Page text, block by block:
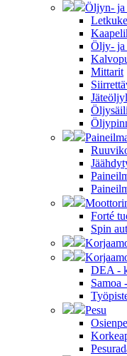
Öljyn- ja
Öljy- ja
Mittarit
Forté
Spin
DEA -
Samoa
Pesu